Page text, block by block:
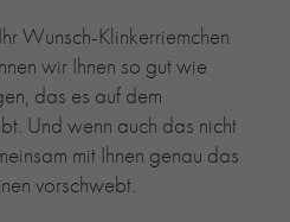
Wunsch-Klinkerriemchen
wir Ihnen so gut wie
das es auf dem
Und wenn auch das nicht
mit Ihnen genau das
vorschwebt.